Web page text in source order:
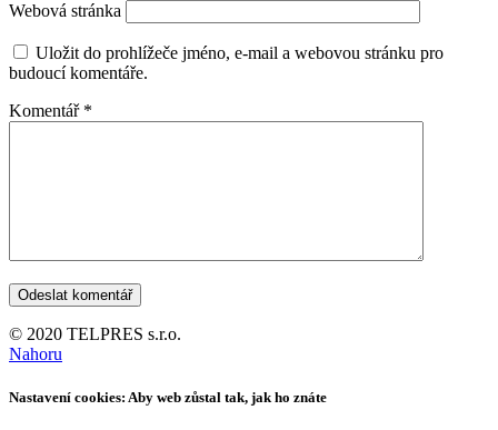
Webová stránka
Uložit do prohlížeče jméno, e-mail a webovou stránku pro
budoucí komentáře.
Komentář *
© 2020 TELPRES s.r.o.
Nahoru
Nastavení cookies: Aby web zůstal tak, jak ho znáte